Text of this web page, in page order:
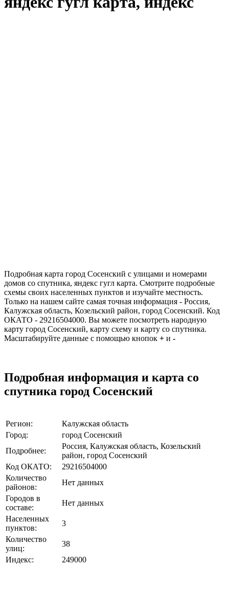
Подробная карта город Сосенский c улицами и номерами
домов со спутника, яндекс гугл карта. Смотрите подробные
схемы своих населенных пунктов и изучайте местность.
Только на нашем сайте самая точная информация - Россия,
Калужская область, Козельский район, город Сосенский. Код
ОКАТО - 29216504000. Вы можете посмотреть народную
карту город Сосенский, карту схему и карту со спутника.
Масштабируйте данные с помощью кнопок + и -
Подробная информация и карта со
спутника город Сосенский
Регион:
Калужская область
Город:
город Сосенский
Подробнее:
Россия, Калужская область, Козельский
район, город Сосенский
Код ОКАТО:
29216504000
Количество
районов:
Нет данных
Городов в
составе:
Нет данных
Населенных
пунктов:
3
Количество
улиц:
38
Индекс:
249000